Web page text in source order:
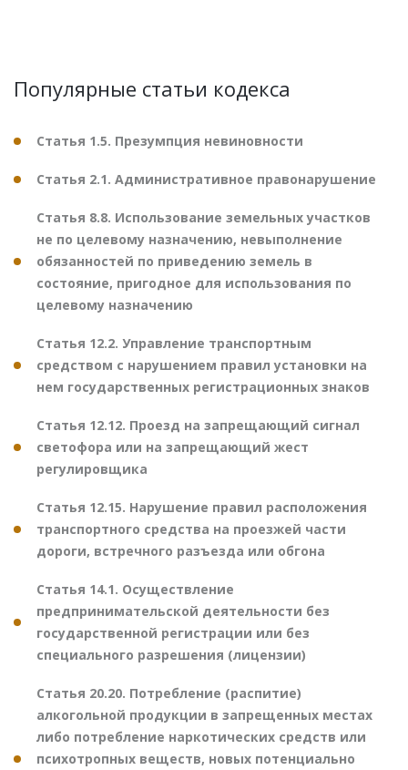
Популярные статьи кодекса
Статья 1.5. Презумпция невиновности
Статья 2.1. Административное правонарушение
Статья 8.8. Использование земельных участков
не по целевому назначению, невыполнение
обязанностей по приведению земель в
состояние, пригодное для использования по
целевому назначению
Статья 12.2. Управление транспортным
средством с нарушением правил установки на
нем государственных регистрационных знаков
Статья 12.12. Проезд на запрещающий сигнал
светофора или на запрещающий жест
регулировщика
Статья 12.15. Нарушение правил расположения
транспортного средства на проезжей части
дороги, встречного разъезда или обгона
Статья 14.1. Осуществление
предпринимательской деятельности без
государственной регистрации или без
специального разрешения (лицензии)
Статья 20.20. Потребление (распитие)
алкогольной продукции в запрещенных местах
либо потребление наркотических средств или
психотропных веществ, новых потенциально